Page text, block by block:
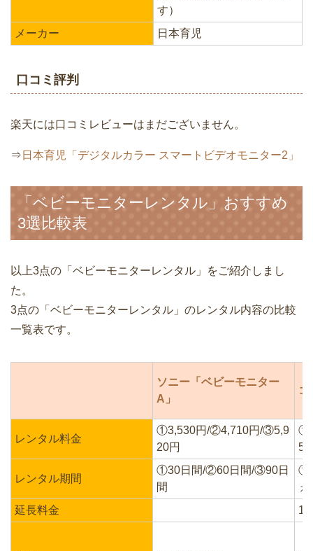
す）
メーカー
日本育児
口コミ評判
楽天には口コミレビューはまだございません。
⇒ 日本育児「デジタルカラー スマートビデオモニター2」
「ベビーモニターレンタル」おすすめ
3選比較表
以上3点の「ベビーモニターレンタル」をご紹介しまし
た。
3点の「ベビーモニターレンタル」のレンタル内容の比較
一覧表です。
ソニー「ベビーモニター
A」
コ
レンタル料金
①3,530円/②4,710円/③5,9
20円
レンタル期間
①30日間/②60日間/③90日
間
延長料金
1